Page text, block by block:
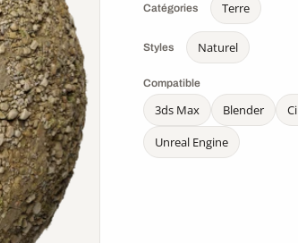
Catégories Terre
Styles Naturel
Compatible
3ds Max Blender
Unreal Engine